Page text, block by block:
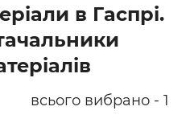
в Гаспрі.
всього вибрано - 1